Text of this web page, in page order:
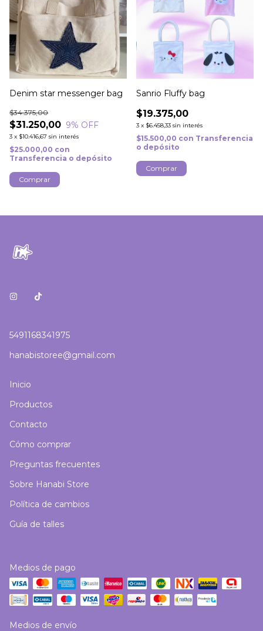
Denim star messenger bag
$31.250,00
$34.375,00
9% OFF
3 x $10.416,67 sin interés
$25.000,00 con
Transferencia o depósito
Sanrio Fluffy bag
$19.375,00
3 x $6.458,33 sin interés
$15.500,00 con Transferencia
o depósito
Comprar
5491168341975
hanabistoree@gmail.com
Inicio
Productos
Contacto
Cómo comprar
Preguntas frecuentes
Sobre Hanabi Store
Política de cambios
Guía de talles
Medios de pago
Medios de envío